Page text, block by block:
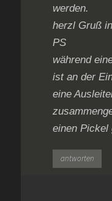
werden.
herzl Gruß
PS
während
ist an der
eine
einen Pickel
antworten